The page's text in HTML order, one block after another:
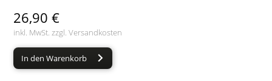
26,90 €
inkl. MwSt. zzgl.Versandkosten
In den Warenkorb